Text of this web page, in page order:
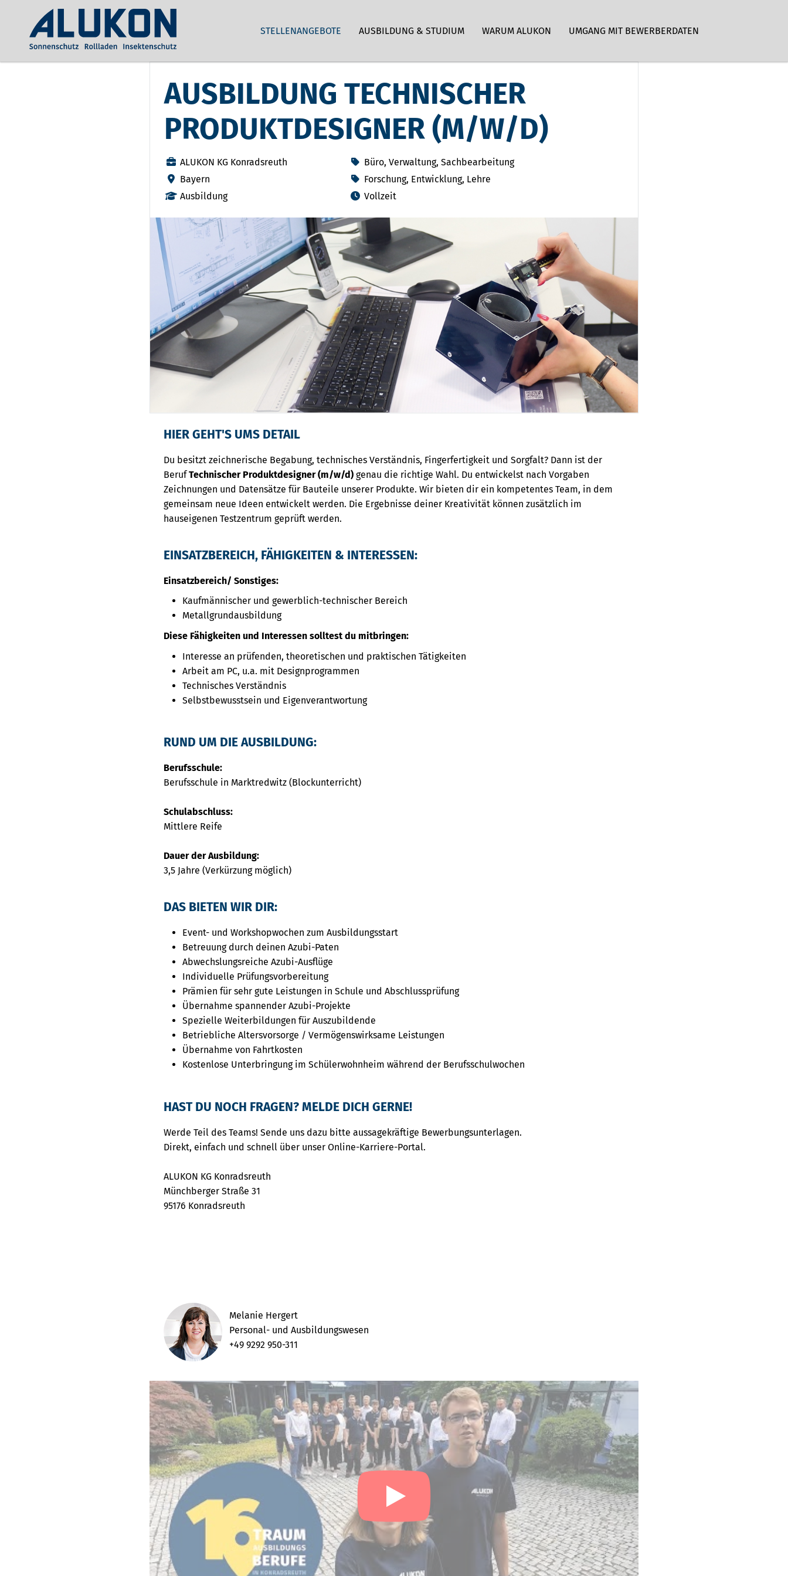
STELLENANGEBOTE AUSBILDUNG & STUDIUM WARUM ALUKON UMGANG MIT BEWERBERDATEN
AUSBILDUNG TECHNISCHER
PRODUKTDESIGNER (M/W/D)
ALUKON KG Konradsreuth
Bayern
Ausbildung
Büro, Verwaltung, Sachbearbeitung
Forschung, Entwicklung, Lehre
Vollzeit
HIER GEHT'S UMS DETAIL
Du besitzt zeichnerische Begabung, technisches Verständnis, Fingerfertigkeit und Sorgfalt? Dann ist der
BerufTechnischer Produktdesigner (m/w/d) genau die richtige Wahl. Du entwickelst nach Vorgaben
Zeichnungen und Datensätze für Bauteile unserer Produkte. Wir bieten dir ein kompetentes Team, in dem
gemeinsam neue Ideen entwickelt werden. Die Ergebnisse deiner Kreativität können zusätzlich im
hauseigenen Testzentrum geprüft werden.
EINSATZBEREICH, FÄHIGKEITEN & INTERESSEN:
Einsatzbereich/ Sonstiges:
Kaufmännischer und gewerblich-technischer Bereich
Metallgrundausbildung
Diese Fähigkeiten und Interessen solltest du mitbringen:
Interesse an prüfenden, theoretischen und praktischen Tätigkeiten
Arbeit am PC, u.a. mit Designprogrammen
Technisches Verständnis
Selbstbewusstsein und Eigenverantwortung
RUND UM DIE AUSBILDUNG:
Berufsschule:
Berufsschule in Marktredwitz (Blockunterricht)
Schulabschluss:
Mittlere Reife
Dauer der Ausbildung:
3,5 Jahre (Verkürzung möglich)
DAS BIETEN WIR DIR:
Event- und Workshopwochen zum Ausbildungsstart
Betreuung durch deinen Azubi-Paten
Abwechslungsreiche Azubi-Ausflüge
Individuelle Prüfungsvorbereitung
Prämien für sehr gute Leistungen in Schule und Abschlussprüfung
Übernahme spannender Azubi-Projekte
Spezielle Weiterbildungen für Auszubildende
Betriebliche Altersvorsorge / Vermögenswirksame Leistungen
Übernahme von Fahrtkosten
Kostenlose Unterbringung im Schülerwohnheim während der Berufsschulwochen
HAST DU NOCH FRAGEN? MELDE DICH GERNE!
Werde Teil des Teams! Sende uns dazu bitte aussagekräftige Bewerbungsunterlagen.
Direkt, einfach und schnell über unser Online-Karriere-Portal.
ALUKON KG Konradsreuth
Münchberger Straße 31
95176 Konradsreuth
Melanie Hergert
Personal- und Ausbildungswesen
+49 9292 950-311